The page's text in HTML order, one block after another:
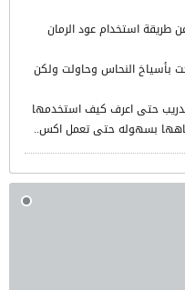
طريقة استخدام عود الرمان
بأسياخ النحاس وحاولت ولكن
حتى اعرف كيف استخدمها
بسهوله حتى تعمل اكس..